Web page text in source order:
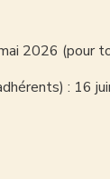
2026 (pour
: 16